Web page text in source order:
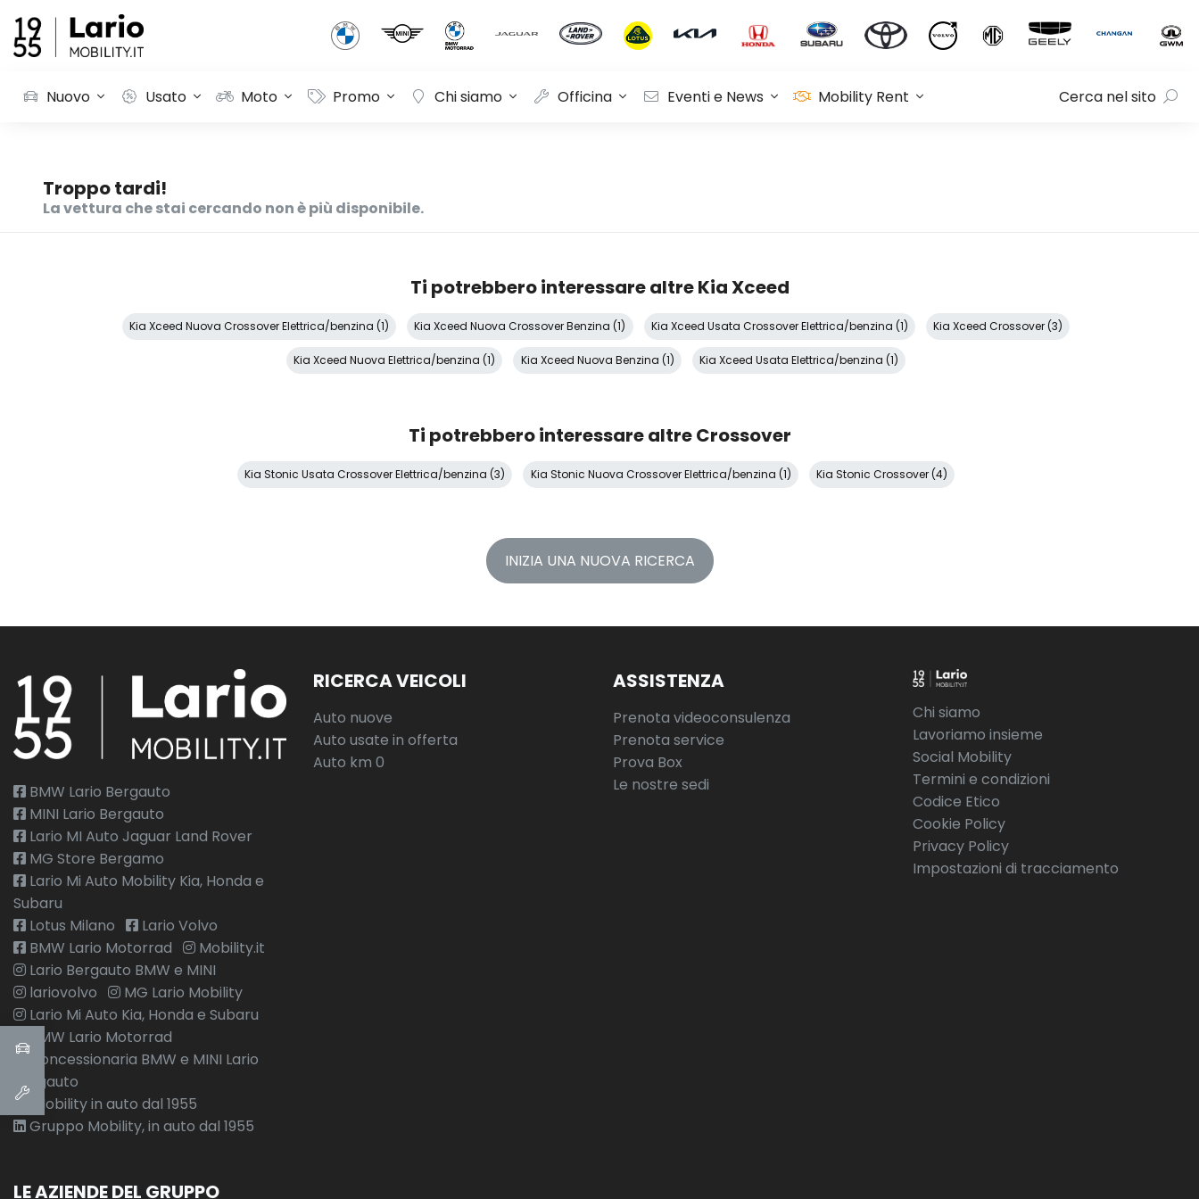
Nuovo Usato Moto Promo Chi siamo Officina Eventi e News Mobility Rent Cerca nel sito
Troppo tardi!
La vettura che stai cercando non è più disponibile.
Ti potrebbero interessare altre Kia Xceed
Kia Xceed Nuova Crossover Elettrica/benzina (1) Kia Xceed Nuova Crossover Benzina (1) Kia Xceed Usata Crossover Elettrica/benzina (1) Kia Xceed Crossover (3)
Kia Xceed Nuova Elettrica/benzina (1) Kia Xceed Nuova Benzina (1) Kia Xceed Usata Elettrica/benzina (1)
Ti potrebbero interessare altre Crossover
Kia Stonic Usata Crossover Elettrica/benzina (3) Kia Stonic Nuova Crossover Elettrica/benzina (1) Kia Stonic Crossover (4)
INIZIA UNA NUOVA RICERCA
BMW Lario Bergauto
MINI Lario Bergauto
Lario MI Auto Jaguar Land Rover
MG Store Bergamo
Lario Mi Auto Mobility Kia, Honda e
Subaru
Lotus Milano
Lario Volvo
BMW Lario Motorrad
Mobility.it
Lario Bergauto BMW e MINI
lariovolvo
MG Lario Mobility
Lario Mi Auto Kia, Honda e Subaru
BMW Lario Motorrad
Concessionaria BMW e MINI Lario
Bergauto
Mobility in auto dal 1955
Gruppo Mobility, in auto dal 1955
RICERCA VEICOLI
Auto nuove
Auto usate in offerta
Auto km 0
ASSISTENZA
Prenota videoconsulenza
Prenota service
Prova Box
Le nostre sedi
Chi siamo
Lavoriamo insieme
Social Mobility
Termini e condizioni
Codice Etico
Cookie Policy
Privacy Policy
Impostazioni di tracciamento
LE AZIENDE DEL GRUPPO